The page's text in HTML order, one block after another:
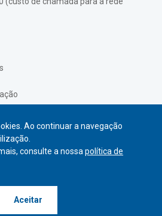
Ao continuar a navegação
consulte a nossapolítica de
Aceitar do Porto de